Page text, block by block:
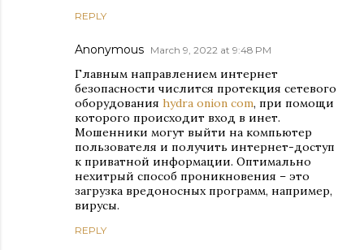
REPLY
Anonymous March 9, 2022 at 9:48 PM
Главным направлением интернет
безопасности числится протекция сетевого
оборудования hydra onion com, при помощи
которого происходит вход в инет.
Мошенники могут выйти на компьютер
пользователя и получить интернет-доступ
к приватной информации. Оптимально
нехитрый способ проникновения – это
загрузка вредоносных программ, например,
вирусы.
REPLY